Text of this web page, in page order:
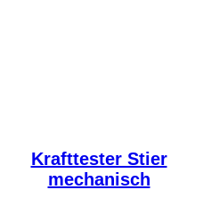
Krafttester Stier
mechanisch